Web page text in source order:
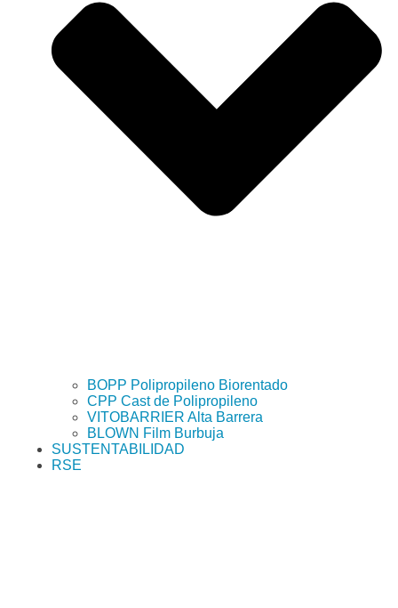
BOPP Polipropileno Biorentado
CPP Cast de Polipropileno
VITOBARRIER Alta Barrera
BLOWN Film Burbuja
SUSTENTABILIDAD
RSE